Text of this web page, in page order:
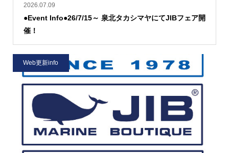
2026.07.09
●Event Info●26/7/15～ 泉北タカシマヤにてJIBフェア開
催！
Web更新info